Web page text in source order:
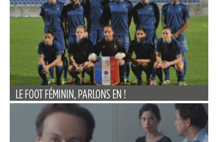
LE FOOT FÉMININ, PARLONS EN !